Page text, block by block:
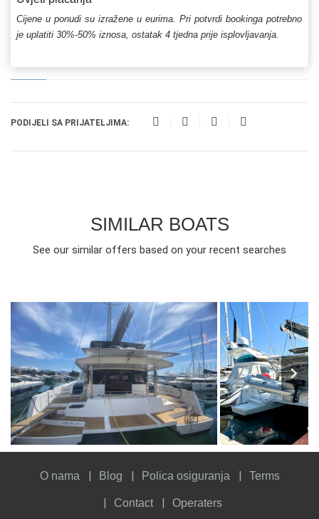
Cijene u ponudi su izražene u eurima. Pri potvrdi bookinga potrebno
je uplatiti 30%-50% iznosa, ostatak 4 tjedna prije isplovljavanja.
PODIJELI SA PRIJATELJIMA:
SIMILAR BOATS
See our similar offers based on your recent searches
14 6
CABINS
FROM
18300€
12
PERSON
2019
YEAR CABINS
O nama Blog Polica osiguranja Terms
Contact Operaters